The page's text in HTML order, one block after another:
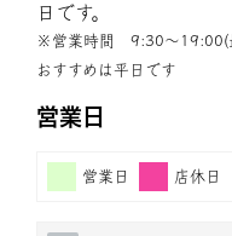
日です。
※営業時間 9:30〜19:00(
おすすめは平日です
営業日
営業日 店休日